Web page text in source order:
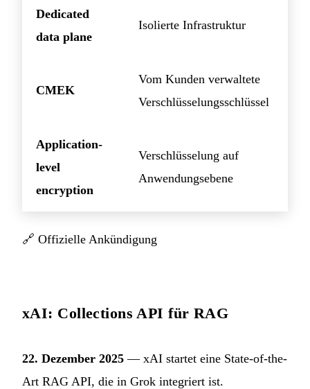
Dedicated
data plane
Isolierte Infrastruktur
CMEK
Vom Kunden verwaltete
Verschlüsselungsschlüssel
Application-
level
encryption
Verschlüsselung auf
Anwendungsebene
🔗 Offizielle Ankündigung
xAI: Collections API für RAG
22. Dezember 2025 — xAI startet eine State-of-the-
Art RAG API, die in Grok integriert ist.